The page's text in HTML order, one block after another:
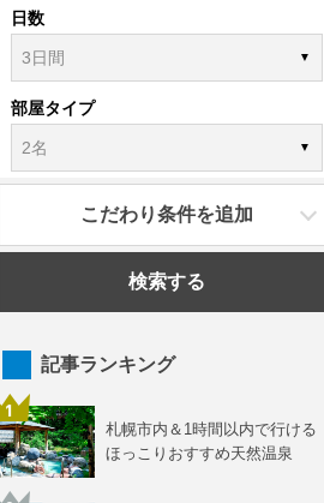
日数
部屋タイプ
こだわり条件を追加
検索する
記事ランキング
札幌市内＆1時間以内で行ける
ほっこりおすすめ天然温泉